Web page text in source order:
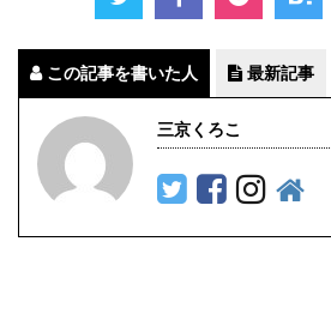
この記事を書いた人 最新記事
三京くろこ